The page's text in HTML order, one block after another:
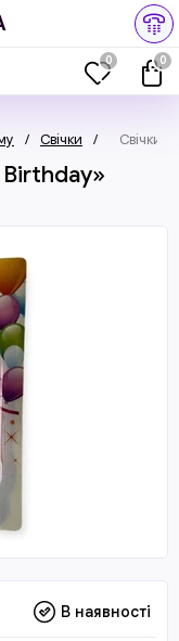
0 0
/ Свічки / Свічки
Birthday»
В наявності